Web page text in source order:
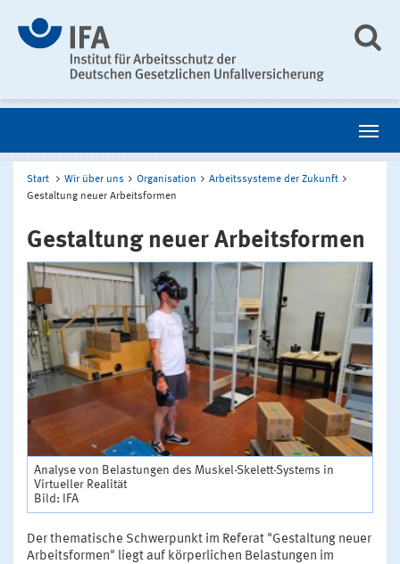
Start Wir über uns Organisation
Arbeitssysteme der Zukunft
Gestaltung neuer Arbeitsformen
Gestaltung neuer Arbeitsformen
Analyse von Belastungen des Muskel-Skelett-Systems in
Virtueller Realität
Bild: IFA
Der thematische Schwerpunkt im Referat "Gestaltung neuer
Arbeitsformen" liegt auf körperlichen Belastungen im